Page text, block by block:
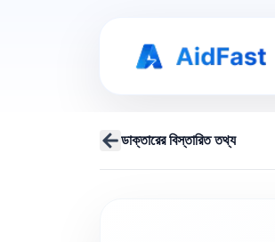
ডাক্তারের বিস্তারিত তথ্য